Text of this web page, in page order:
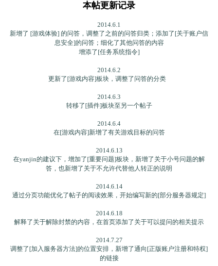
本帖更新记录
2014.6.1
新增了 [游戏体验] 的问答，调整了之前的问答归类；添加了[关于账户信
息安全]的问答；细化了其他问答的内容
增添了[任务系统指令]
2014.6.2
更新了[游戏内容]板块，调整了问答的分类
2014.6.3
转移了[插件]板块至另一个帖子
2014.6.4
在[游戏内容]新增了有关游戏目标的问答
2014.6.13
在yanjin的建议下，增加了[重要问题]板块，新增了关于小号问题的解
答，也新增了关于不允许代替他人转正的说明
2014.6.14
通过分页功能优化了帖子的阅读效果，开始编写新的[部分服务器规定]
2014.6.18
解释了关于解除封禁的内容，在首页添加了关于可以提问的相关提示
2014.7.27
调整了[加入服务器方法]的位置安排，新增了通向[正版账户注册和特权]
的链接